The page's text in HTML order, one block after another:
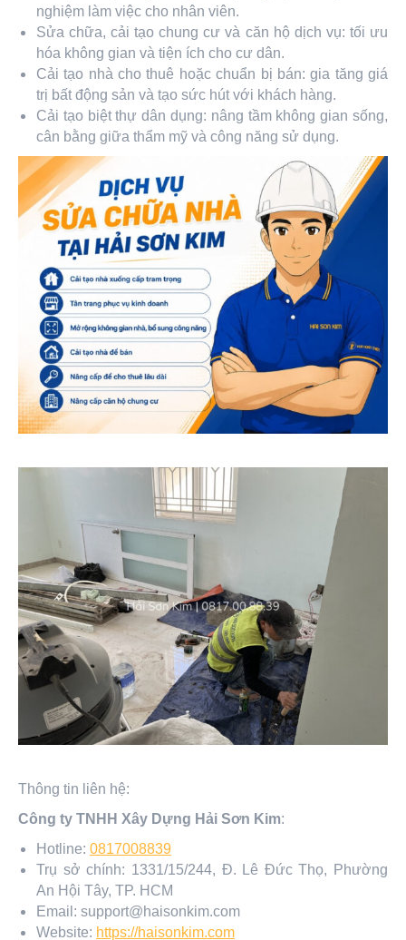
nghiệm làm việc cho nhân viên.
Sửa chữa, cải tạo chung cư và căn hộ dịch vụ: tối ưu
hóa không gian và tiện ích cho cư dân.
Cải tạo nhà cho thuê hoặc chuẩn bị bán: gia tăng giá
trị bất động sản và tạo sức hút với khách hàng.
Cải tạo biệt thự dân dụng: nâng tầm không gian sống,
cân bằng giữa thẩm mỹ và công năng sử dụng.
Thông tin liên hệ:
Công ty TNHH Xây Dựng Hải Sơn Kim:
Hotline: 0817008839
Trụ sở chính: 1331/15/244, Đ. Lê Đức Thọ, Phường
An Hội Tây, TP. HCM
Email: support@haisonkim.com
Website: https://haisonkim.com